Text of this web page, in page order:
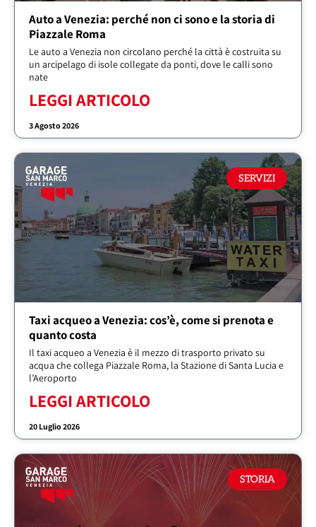
Auto a Venezia: perché non ci sono e la storia di
Piazzale Roma
Le auto a Venezia non circolano perché la città è costruita su
un arcipelago di isole collegate da ponti, dove le calli sono
nate
LEGGI ARTICOLO
3 Agosto 2026
SERVIZI
Taxi acqueo a Venezia: cos’è, come si prenota e
quanto costa
Il taxi acqueo a Venezia è il mezzo di trasporto privato su
acqua che collega Piazzale Roma, la Stazione di Santa Lucia e
l’Aeroporto
LEGGI ARTICOLO
20 Luglio 2026
STORIA